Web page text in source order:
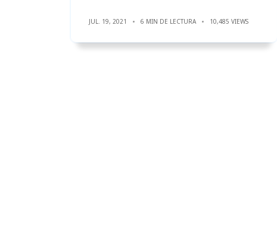
JUL. 19, 2021 6 MIN DE LECTURA 10,485 VIEWS